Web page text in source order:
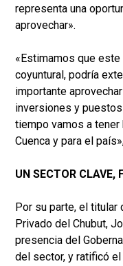
representa una
aprovechar».
«Estimamos que
coyuntural, podría
importante
inversiones y
tiempo vamos a
Cuenca y para el
UN SECTOR CLAVE,
Por su parte, el
Privado del Chubut,
presencia del
del sector, y ratificó